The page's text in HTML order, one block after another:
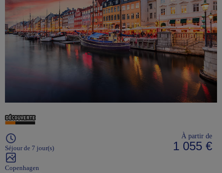
Séjour de 7 jour(s)
Copenhagen
À partir de
1 055 €